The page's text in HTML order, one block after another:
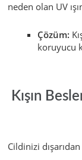
neden olan UV
Çözüm:
koruyucu
Kışın
Cildinizi